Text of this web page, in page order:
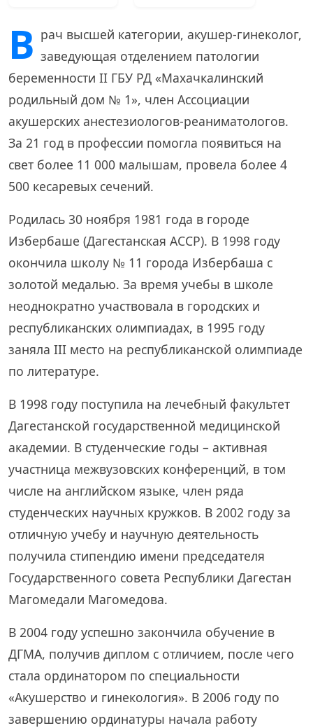
В рач высшей категории, акушер-гинеколог,
заведующая отделением патологии
беременности II ГБУ РД «Махачкалинский
родильный дом № 1», член Ассоциации
акушерских анестезиологов-реаниматологов.
За 21 год в профессии помогла появиться на
свет более 11 000 малышам, провела более 4
500 кесаревых сечений.
Родилась 30 ноября 1981 года в городе
Избербаше (Дагестанская АССР). В 1998 году
окончила школу № 11 города Избербаша с
золотой медалью. За время учебы в школе
неоднократно участвовала в городских и
республиканских олимпиадах, в 1995 году
заняла III место на республиканской олимпиаде
по литературе.
В 1998 году поступила на лечебный факультет
Дагестанской государственной медицинской
академии. В студенческие годы – активная
участница межвузовских конференций, в том
числе на английском языке, член ряда
студенческих научных кружков. В 2002 году за
отличную учебу и научную деятельность
получила стипендию имени председателя
Государственного совета Республики Дагестан
Магомедали Магомедова.
В 2004 году успешно закончила обучение в
ДГМА, получив диплом с отличием, после чего
стала ординатором по специальности
«Акушерство и гинекология». В 2006 году по
завершению ординатуры начала работу